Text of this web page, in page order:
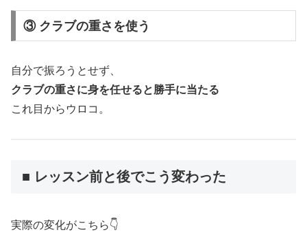
③ クラブの重さを使う
自分で振ろうとせず、
クラブの重さに身を任せると勝手に当たる
これ目からウロコ。
■ レッスン前と後でこう変わった
実際の変化がこちら👇